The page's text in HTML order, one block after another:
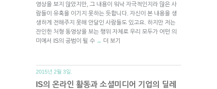
영상을 보지 않았지만, 그 내용이 워낙 자극적인지라 많은 사
람들이 유혹을 이기지 못하는 듯합니다. 자신이 본 내용을 생
생하게 전해주지 못해 안달인 사람들도 있고요. 하지만 저는
잔인한 처형 동영상을 보는 행위 자체로 우리 모두가 어떤 의
미에서 IS의 공범이 될 수 → 더 보기
2015년 2월 3일.
IS의 온라인 활동과 소셜미디어 기업의 딜레